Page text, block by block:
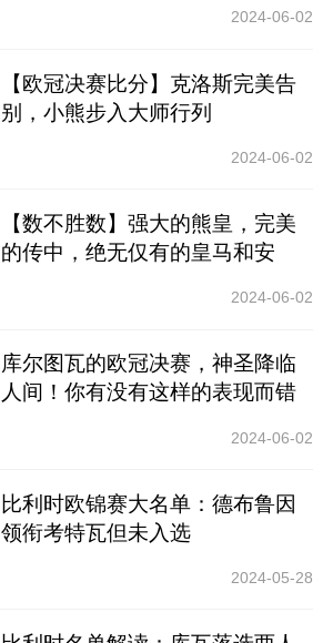
2024-06-02
【欧冠决赛比分】克洛斯完美告
别，小熊步入大师行列
2024-06-02
【数不胜数】强大的熊皇，完美
的传中，绝无仅有的皇马和安
2024-06-02
库尔图瓦的欧冠决赛，神圣降临
人间！你有没有这样的表现而错
2024-06-02
比利时欧锦赛大名单：德布鲁因
领衔考特瓦但未入选
2024-05-28